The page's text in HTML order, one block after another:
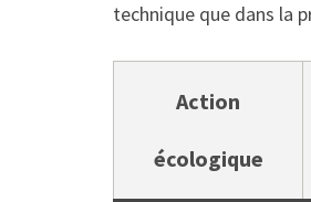
technique que dans la
Action
écologique